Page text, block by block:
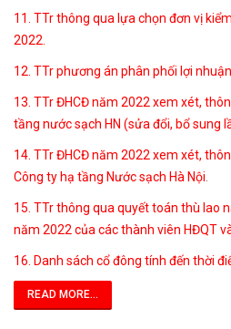
11. TTr thông qua lựa chọn đơn vị
2022.
12. TTr phương án phân phối lợi
13. TTr ĐHCĐ năm 2022 xem xét,
tầng nước sạch HN (sửa đổi, bổ sung
14. TTr ĐHCĐ năm 2022 xem xét,
Công ty hạ tầng Nước sạch Hà Nội
15. TTr thông qua quyết toán thù lao
năm 2022 của các thành viên HĐQT và
16. Danh sách cổ đông tính đến thời
READ MORE...